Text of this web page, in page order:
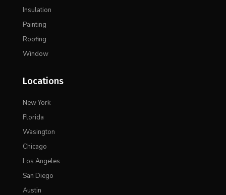
Insulation
Painting
Roofing
Window
Locations
New York
Florida
Wasington
Chicago
Los Angeles
San Diego
Austin